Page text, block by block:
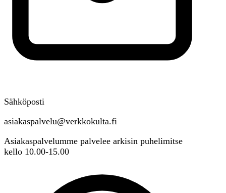
Sähköposti
asiakaspalvelu@verkkokulta.fi
Asiakaspalvelumme palvelee arkisin puhelimitse
kello 10.00-15.00